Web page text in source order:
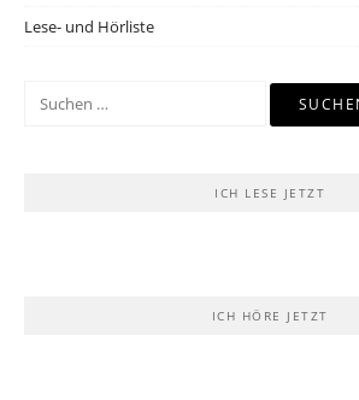
Lese- und Hörliste
Suchen
ICH LESE JETZT
ICH HÖRE JETZT